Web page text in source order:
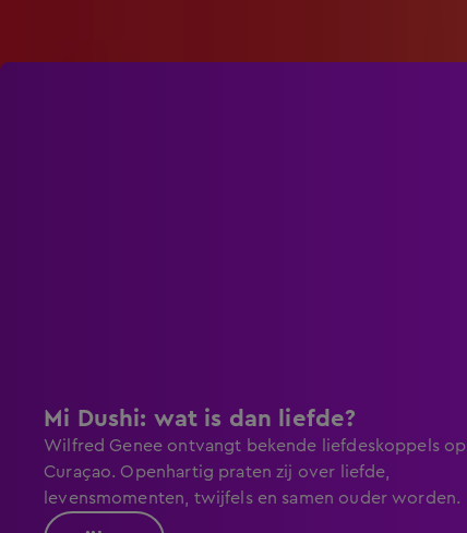
Mi Dushi: wat is dan liefde?
Wilfred Genee ontvangt bekende liefdeskoppels op
Curaçao. Openhartig praten zij over liefde,
levensmomenten, twijfels en samen ouder worden.